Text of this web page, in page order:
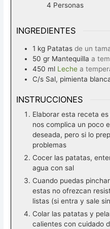
4 Personas
INGREDIENTES
1 kg Patatasde un
50 gr Mantequillaa
450 ml Lechea
C/s Sal, pimienta
INSTRUCCIONES
Elaborar esta receta
nos complica un poco
deseada, pero si lo
problemas
Cocer las patatas,
agua con sal
Cuando puedas
estas no ofrezcan
listas (si entra y sale
Colar las patatas y
calientes con cuidado